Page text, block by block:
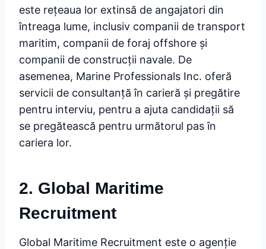
este rețeaua lor extinsă de angajatori din
întreaga lume, inclusiv companii de transport
maritim, companii de foraj offshore și
companii de construcții navale. De
asemenea, Marine Professionals Inc. oferă
servicii de consultanță în carieră și pregătire
pentru interviu, pentru a ajuta candidații să
se pregătească pentru următorul pas în
cariera lor.
2. Global Maritime
Recruitment
Global Maritime Recruitment este o agenție